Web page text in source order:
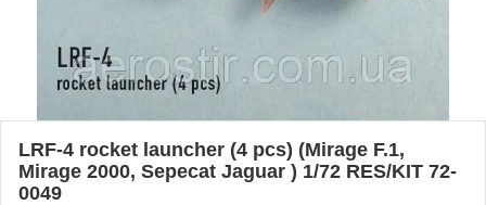
LRF-4 rocket launcher (4 pcs) (Mirage F.1,
Mirage 2000, Sepecat Jaguar ) 1/72 RES/KIT 72-
0049